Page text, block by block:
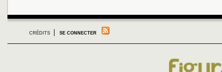
CRÉDITS SE CONNECTER